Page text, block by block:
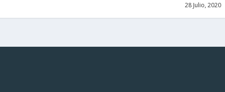
28 Julio, 2020